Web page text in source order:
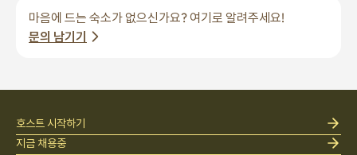
호스트 시작하기
협력사 제안